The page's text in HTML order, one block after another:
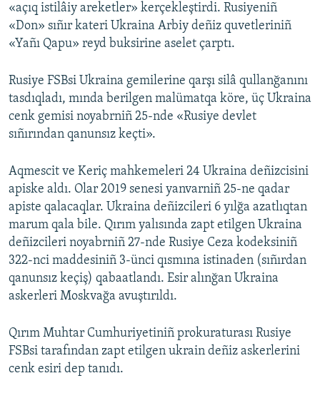
«açıq istilâiy areketler» kerçekleştirdi. Rusiyeniñ
«Don» sıñır kateri Ukraina Arbiy deñiz quvetleriniñ
«Yañı Qapu» reyd buksirine aselet çarptı.
Rusiye FSBsi Ukraina gemilerine qarşı silâ qullanğanını
tasdıqladı, mında berilgen malümatqa köre, üç Ukraina
cenk gemisi noyabrniñ 25-nde «Rusiye devlet
sıñırından qanunsız keçti».
Aqmescit ve Keriç mahkemeleri 24 Ukraina deñizcisini
apiske aldı. Olar 2019 senesi yanvarniñ 25-ne qadar
apiste qalacaqlar. Ukraina deñizcileri 6 yılğa azatlıqtan
marum qala bile. Qırım yalısında zapt etilgen Ukraina
deñizcileri noyabrniñ 27-nde Rusiye Ceza kodeksiniñ
322-nci maddesiniñ 3-ünci qısmına istinaden (sıñırdan
qanunsız keçiş) qabaatlandı. Esir alınğan Ukraina
askerleri Moskvağa avuştırıldı.
Qırım Muhtar Cumhuriyetiniñ prokuraturası Rusiye
FSBsi tarafından zapt etilgen ukrain deñiz askerlerini
cenk esiri dep tanıdı.